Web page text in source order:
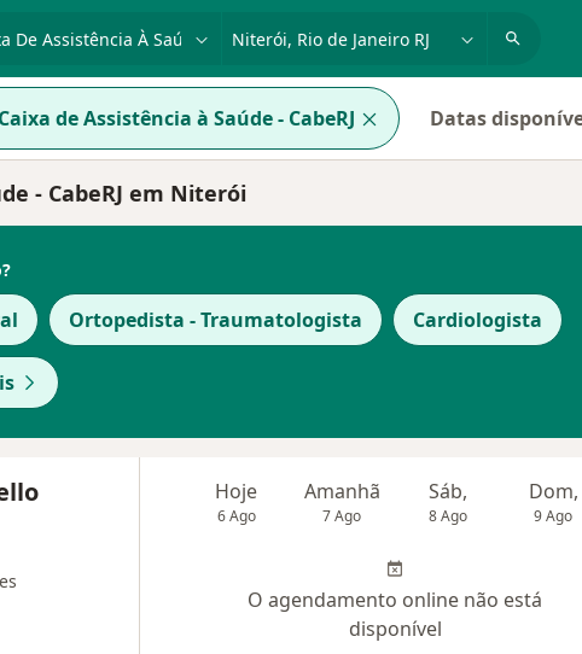
doença ou nomecidade ou região
Caixa de Assistência à Saúde - CabeRJ Datas
- CabeRJ em Niterói
Ortopedista - Traumatologista Cardiologista
Hoje
6 Ago
Amanhã
7 Ago
Sáb,
8 Ago
Dom,
9 Ago
O agendamento online não está
disponível